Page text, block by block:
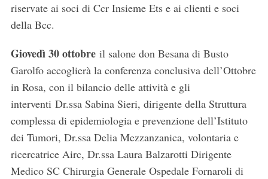
riservate ai soci di Ccr Insieme Ets e ai clienti e soci
della Bcc.
Giovedì 30 ottobreil salone don Besana di Busto
Garolfo accoglierà la conferenza conclusiva dell’Ottobre
in Rosa, con il bilancio delle attività e gli
interventi Dr.ssa Sabina Sieri, dirigente della Struttura
complessa di epidemiologia e prevenzione dell’Istituto
dei Tumori, Dr.ssa Delia Mezzanzanica, volontaria e
ricercatrice Airc, Dr.ssa Laura Balzarotti Dirigente
Medico SC Chirurgia Generale Ospedale Fornaroli di